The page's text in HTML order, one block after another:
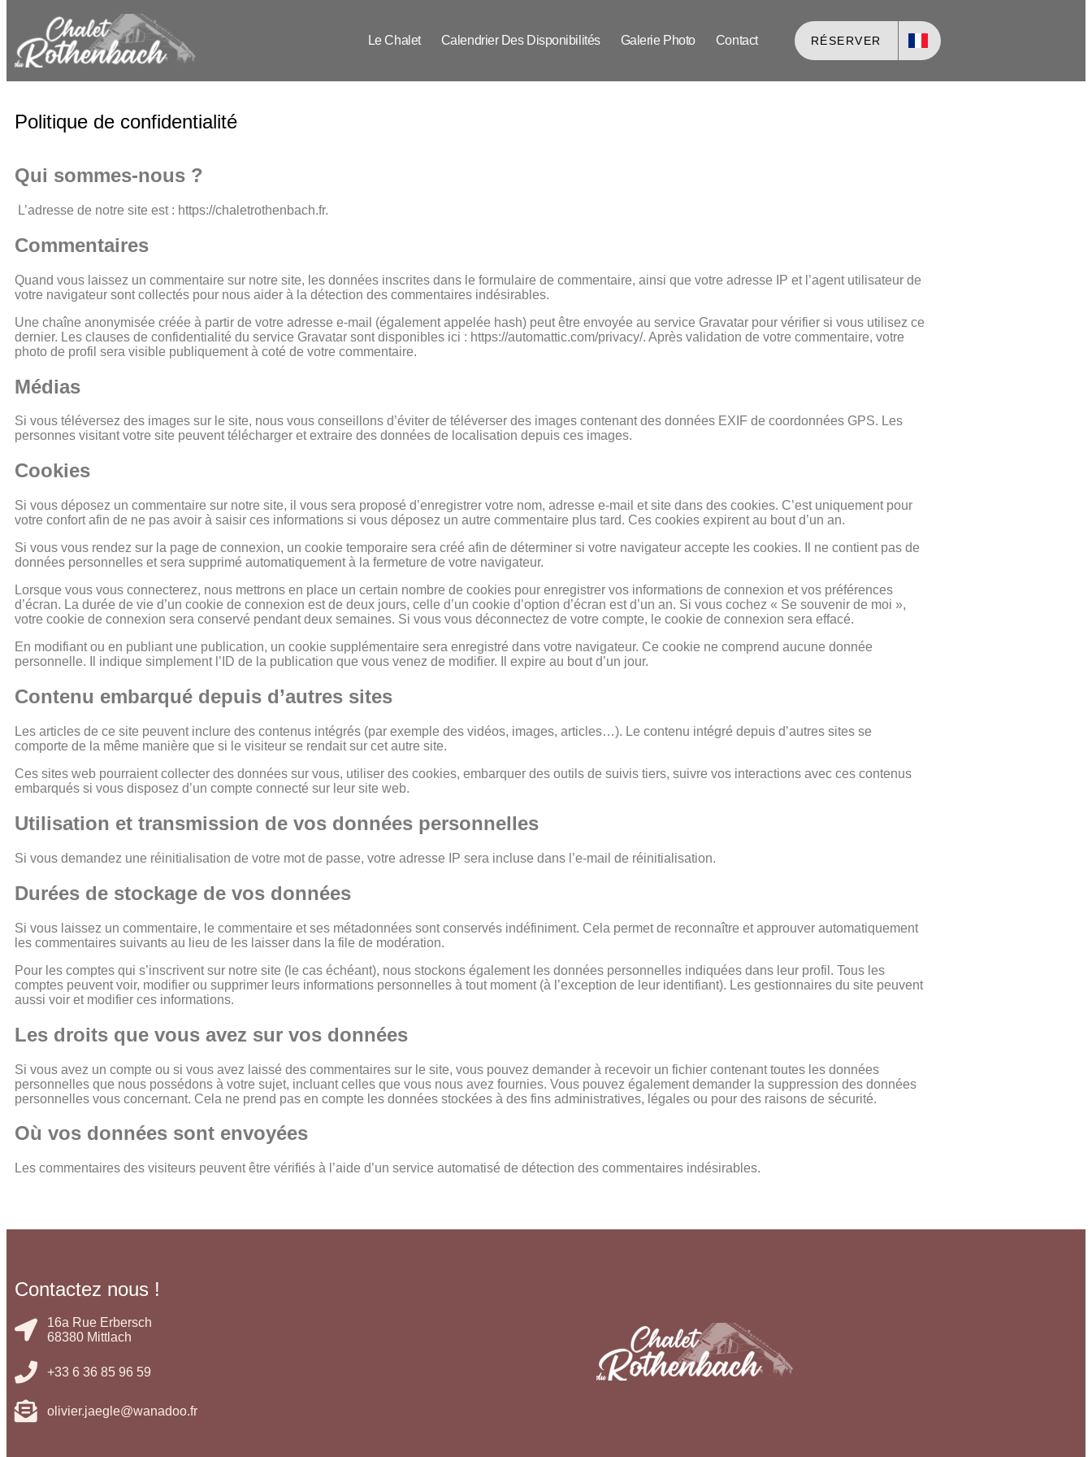
Le Chalet Calendrier Des Disponibilités Galerie Photo Contact RÉSERVER
Politique de confidentialité
Qui sommes-nous ?
L’adresse de notre site est : https://chaletrothenbach.fr.
Commentaires
Quand vous laissez un commentaire sur notre site, les données inscrites dans le formulaire de commentaire, ainsi que votre adresse IP et l’agent utilisateur de
votre navigateur sont collectés pour nous aider à la détection des commentaires indésirables.
Une chaîne anonymisée créée à partir de votre adresse e-mail (également appelée hash) peut être envoyée au service Gravatar pour vérifier si vous utilisez ce
dernier. Les clauses de confidentialité du service Gravatar sont disponibles ici : https://automattic.com/privacy/. Après validation de votre commentaire, votre
photo de profil sera visible publiquement à coté de votre commentaire.
Médias
Si vous téléversez des images sur le site, nous vous conseillons d’éviter de téléverser des images contenant des données EXIF de coordonnées GPS. Les
personnes visitant votre site peuvent télécharger et extraire des données de localisation depuis ces images.
Cookies
Si vous déposez un commentaire sur notre site, il vous sera proposé d’enregistrer votre nom, adresse e-mail et site dans des cookies. C’est uniquement pour
votre confort afin de ne pas avoir à saisir ces informations si vous déposez un autre commentaire plus tard. Ces cookies expirent au bout d’un an.
Si vous vous rendez sur la page de connexion, un cookie temporaire sera créé afin de déterminer si votre navigateur accepte les cookies. Il ne contient pas de
données personnelles et sera supprimé automatiquement à la fermeture de votre navigateur.
Lorsque vous vous connecterez, nous mettrons en place un certain nombre de cookies pour enregistrer vos informations de connexion et vos préférences
d’écran. La durée de vie d’un cookie de connexion est de deux jours, celle d’un cookie d’option d’écran est d’un an. Si vous cochez « Se souvenir de moi »,
votre cookie de connexion sera conservé pendant deux semaines. Si vous vous déconnectez de votre compte, le cookie de connexion sera effacé.
En modifiant ou en publiant une publication, un cookie supplémentaire sera enregistré dans votre navigateur. Ce cookie ne comprend aucune donnée
personnelle. Il indique simplement l’ID de la publication que vous venez de modifier. Il expire au bout d’un jour.
Contenu embarqué depuis d’autres sites
Les articles de ce site peuvent inclure des contenus intégrés (par exemple des vidéos, images, articles…). Le contenu intégré depuis d’autres sites se
comporte de la même manière que si le visiteur se rendait sur cet autre site.
Ces sites web pourraient collecter des données sur vous, utiliser des cookies, embarquer des outils de suivis tiers, suivre vos interactions avec ces contenus
embarqués si vous disposez d’un compte connecté sur leur site web.
Utilisation et transmission de vos données personnelles
Si vous demandez une réinitialisation de votre mot de passe, votre adresse IP sera incluse dans l’e-mail de réinitialisation.
Durées de stockage de vos données
Si vous laissez un commentaire, le commentaire et ses métadonnées sont conservés indéfiniment. Cela permet de reconnaître et approuver automatiquement
les commentaires suivants au lieu de les laisser dans la file de modération.
Pour les comptes qui s’inscrivent sur notre site (le cas échéant), nous stockons également les données personnelles indiquées dans leur profil. Tous les
comptes peuvent voir, modifier ou supprimer leurs informations personnelles à tout moment (à l’exception de leur identifiant). Les gestionnaires du site peuvent
aussi voir et modifier ces informations.
Les droits que vous avez sur vos données
Si vous avez un compte ou si vous avez laissé des commentaires sur le site, vous pouvez demander à recevoir un fichier contenant toutes les données
personnelles que nous possédons à votre sujet, incluant celles que vous nous avez fournies. Vous pouvez également demander la suppression des données
personnelles vous concernant. Cela ne prend pas en compte les données stockées à des fins administratives, légales ou pour des raisons de sécurité.
Où vos données sont envoyées
Les commentaires des visiteurs peuvent être vérifiés à l’aide d’un service automatisé de détection des commentaires indésirables.
Contactez nous !
16a Rue Erbersch
68380 Mittlach
+33 6 36 85 96 59
olivier.jaegle@wanadoo.fr